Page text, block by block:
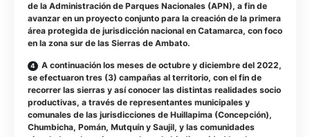
de la Administración de Parques Nacionales (APN), a fin de
avanzar en un proyecto conjunto para la creación de la primera
área protegida de jurisdicción nacional en Catamarca, con foco
en la zona sur de las Sierras de Ambato.
A continuación los meses de octubre y diciembre del 2022,
se efectuaron tres (3) campañas al territorio, con el fin de
recorrer las sierras y así conocer las distintas realidades socio
productivas, a través de representantes municipales y
comunales de las jurisdicciones de Huillapima (Concepción),
Chumbicha, Pomán, Mutquín y Saujil, y las comunidades